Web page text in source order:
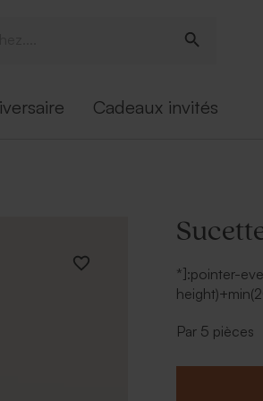
Cadeaux invités
*]:pointer-
data-turn-
rainbow
Par 5 pièces